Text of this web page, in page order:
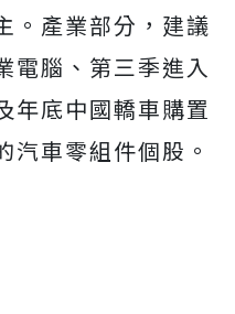
。產業部分，建議
電腦、第三季進入
年底中國轎車購置
汽車零組件個股。